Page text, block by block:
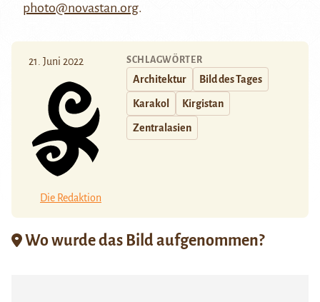
photo@novastan.org.
21. Juni 2022
Die Redaktion
SCHLAGWÖRTER
Architektur Bild des Tages
Karakol Kirgistan
Zentralasien
Wo wurde das Bild aufgenommen?